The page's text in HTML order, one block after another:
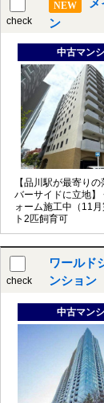
check
NEW
ン
中古マン
【品川駅が最寄り
バーサイドに立地
ォーム施工中（11
ト2匹飼育可
check
ワールド
ンション
中古マン